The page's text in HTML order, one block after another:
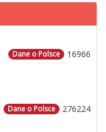
16966
Dane o Polsce
276224
Dane o Polsce